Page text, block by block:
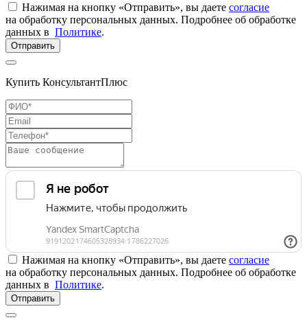
Нажимая на кнопку «Отправить», вы даете согласие
на обработку персональных данных. Подробнее об обработке
данных в Политике.
Отправить
Купить КонсультантПлюс
Нажимая на кнопку «Отправить», вы даете согласие
на обработку персональных данных. Подробнее об обработке
данных в Политике.
Отправить